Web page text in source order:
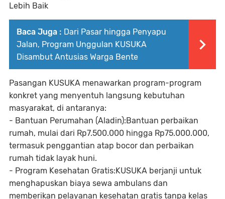
Lebih Baik
Baca Juga : Dari Pasar hingga Penyapu
Jalan, Program Unggulan KUSUKA
Disambut Antusias Warga Bente
Pasangan KUSUKA menawarkan program-program
konkret yang menyentuh langsung kebutuhan
masyarakat, di antaranya:
- Bantuan Perumahan (Aladin):Bantuan perbaikan
rumah, mulai dari Rp7.500.000 hingga Rp75.000.000,
termasuk penggantian atap bocor dan perbaikan
rumah tidak layak huni.
- Program Kesehatan Gratis:KUSUKA berjanji untuk
menghapuskan biaya sewa ambulans dan
memberikan pelayanan kesehatan gratis tanpa kelas